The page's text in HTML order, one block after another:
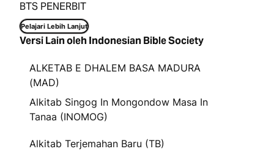
BTS PENERBIT
Pelajari Lebih Lanjut
Versi Lain oleh Indonesian Bible Society
ALKETAB E DHALEM BASA MADURA
(MAD)
Alkitab Singog In Mongondow Masa In
Tanaa (INOMOG)
Alkitab Terjemahan Baru (TB)